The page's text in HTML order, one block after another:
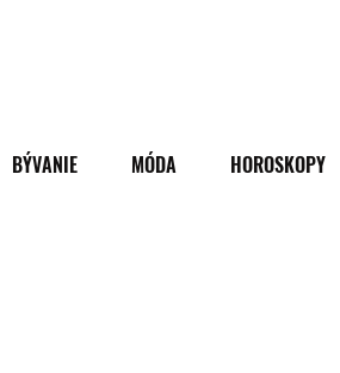
BÝVANIE MÓDA HOROSKOPY